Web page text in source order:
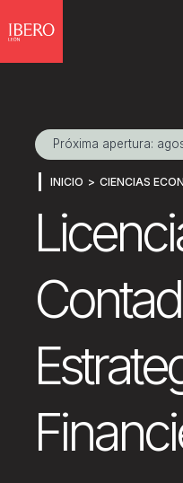
Próxima apertura:
INICIO CIENCIAS